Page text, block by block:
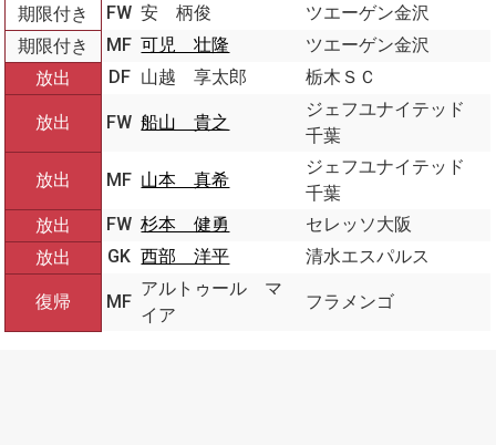
期限付き
FW 安 柄俊
ツエーゲン金沢
期限付き
MF 可児 壮隆
ツエーゲン金沢
放出
DF 山越 享太郎 栃木ＳＣ
放出 FW 船山 貴之
ジェフユナイテッド
千葉
放出 MF 山本 真希
ジェフユナイテッド
千葉
放出
FW 杉本 健勇
セレッソ大阪
放出
GK 西部 洋平 清水エスパルス
復帰 MF
アルトゥール マ
イア
フラメンゴ